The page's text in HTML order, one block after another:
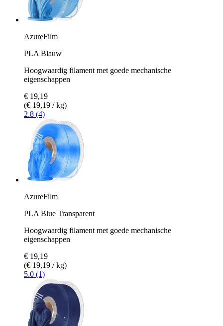
AzureFilm
PLA Blauw
Hoogwaardig filament met goede mechanische
eigenschappen
€ 19,19
(€ 19,19 / kg)
2.8 (4)
AzureFilm
PLA Blue Transparent
Hoogwaardig filament met goede mechanische
eigenschappen
€ 19,19
(€ 19,19 / kg)
5.0 (1)